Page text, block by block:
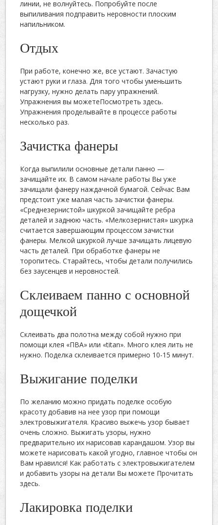
линии, не волнуйтесь. Попробуйте после
выпиливания подправить неровности плоским
напильником.
Отдых
При работе, конечно же, все устают. Зачастую
устают руки и глаза. Для того чтобы уменьшить
нагрузку, нужно делать пару упражнений.
Упражнения вы можетеПосмотреть здесь.
Упражнения проделывайте в процессе работы
несколько раз.
Зачистка фанеры
Когда выпилили основные детали панно —
зачищайте их. В самом начале работы Вы уже
зачищали фанеру наждачной бумагой. Сейчас Вам
предстоит уже малая часть зачистки фанеры.
«Среднезернистой» шкуркой зачищайте ребра
деталей и заднюю часть. «Мелкозернистая» шкурка
считается завершающим процессом зачистки
фанеры. Мелкой шкуркой лучше зачищать лицевую
часть деталей. При обработке фанеры не
торопитесь. Старайтесь, чтобы детали получились
без заусенцев и неровностей.
Склеиваем панно с основной
дощечкой
Склеивать два полотна между собой нужно при
помощи клея «ПВА» или «titan». Много клея лить не
нужно. Поделка склеивается примерно 10-15 минут.
Выжигание поделки
По желанию можно придать поделке особую
красоту добавив на нее узор при помощи
электровыжигателя. Красиво выжечь узор бывает
очень сложно. Выжигать узоры, нужно
предварительно их нарисовав карандашом. Узор вы
можете нарисовать какой угодно, главное чтобы он
Вам нравился! Как работать с электровыжигателем
и добавить узоры на детали Вы можете Прочитать
здесь.
Лакировка поделки